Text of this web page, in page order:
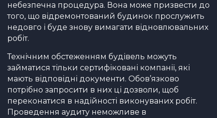
небезпечна процедура. Вона може призвести до
того, що відремонтований будинок прослужить
недовго і буде знову вимагати відновлювальних
робіт.
Технічним обстеженням будівель можуть
займатися тільки сертифіковані компанії, які
мають відповідні документи. Обов’язково
потрібно запросити в них ці дозволи, щоб
переконатися в надійності виконуваних робіт.
Проведення аудиту неможливе в